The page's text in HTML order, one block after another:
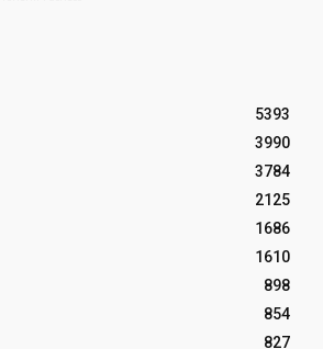
5393
3990
3784
2125
1686
1610
898
854
827